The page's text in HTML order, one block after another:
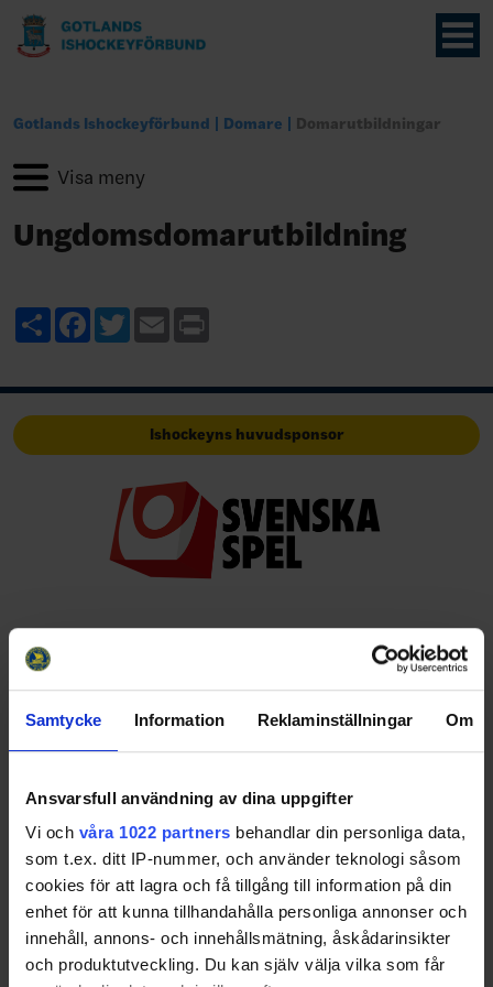
Samtycke Information Reklaminställningar Om
Ansvarsfull användning av dina uppgifter
Vi och våra 1022 partners behandlar din personliga data,
som t.ex. ditt IP-nummer, och använder teknologi såsom
cookies för att lagra och få tillgång till information på din
enhet för att kunna tillhandahålla personliga annonser och
innehåll, annons- och innehållsmätning, åskådarinsikter
och produktutveckling. Du kan själv välja vilka som får
Gotlands Ishockeyförbund Domare Domarutbildningar
Ungdomsdomarutbildning
ShareFacebook
TwitterEmail
Ishockeyns huvudsponsor
Officiella partners